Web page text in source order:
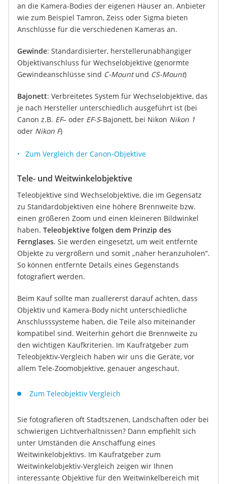
an die Kamera-Bodies der eigenen Häuser an. Anbieter
wie zum Beispiel Tamron, Zeiss oder Sigma bieten
Anschlüsse für die verschiedenen Kameras an.
Gewinde: Standardisierter, herstellerunabhängiger
Objektivanschluss für Wechselobjektive (genormte
Gewindeanschlüsse sind C-Mountund CS-Mount)
Bajonett: Verbreitetes System für Wechselobjektive, das
je nach Hersteller unterschiedlich ausgeführt ist (bei
Canon z.B. EF– oder EF-S-Bajonett, bei Nikon Nikon 1
oder Nikon F)
Zum Vergleich der Canon-Objektive
Tele- und Weitwinkelobjektive
Teleobjektive sind Wechselobjektive, die im Gegensatz
zu Standardobjektiven eine höhere Brennweite bzw.
einen größeren Zoom und einen kleineren Bildwinkel
haben. Teleobjektive folgen dem Prinzip des
Fernglases. Sie werden eingesetzt, um weit entfernte
Objekte zu vergrößern und somit „näher heranzuholen“.
So können entfernte Details eines Gegenstands
fotografiert werden.
Beim Kauf sollte man zuallererst darauf achten, dass
Objektiv und Kamera-Body nicht unterschiedliche
Anschlusssysteme haben, die Teile also miteinander
kompatibel sind. Weiterhin gehört die Brennweite zu
den wichtigen Kaufkriterien. Im Kaufratgeber zum
Teleobjektiv-Vergleich haben wir uns die Geräte, vor
allem Tele-Zoomobjektive, genauer angeschaut.
Zum Teleobjektiv Vergleich
Sie fotografieren oft Stadtszenen, Landschaften oder bei
schwierigen Lichtverhältnissen? Dann empfiehlt sich
unter Umständen die Anschaffung eines
Weitwinkelobjektivs. Im Kaufratgeber zum
Weitwinkelobjektiv-Vergleich zeigen wir Ihnen
interessante Objektive für den Weitwinkelbereich mit